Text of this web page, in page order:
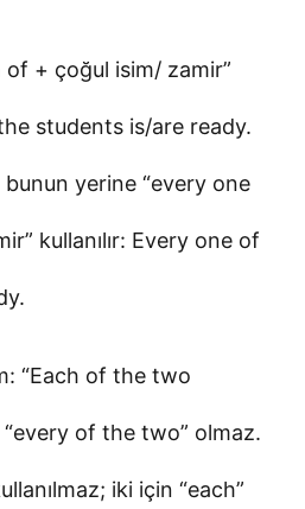
of + çoğul isim/ zamir”
students is/are ready.
bunun yerine “every one
kullanılır: Every one of
“Each of the two
of the two” olmaz.
iki için “each”